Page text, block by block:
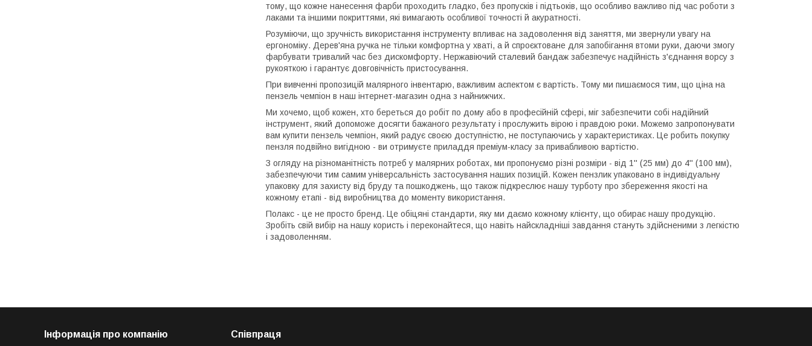
тому, що кожне нанесення фарби проходить гладко, без пропусків і підтьоків, що особливо важливо під час роботи з
лаками та іншими покриттями, які вимагають особливої точності й акуратності.
Розуміючи, що зручність використання інструменту впливає на задоволення від заняття, ми звернули увагу на
ергономіку. Дерев'яна ручка не тільки комфортна у хваті, а й спроєктоване для запобігання втоми руки, даючи змогу
фарбувати тривалий час без дискомфорту. Нержавіючий сталевий бандаж забезпечує надійність з'єднання ворсу з
рукояткою і гарантує довговічність пристосування.
При вивченні пропозицій малярного інвентарю, важливим аспектом є вартість. Тому ми пишаємося тим, що ціна на
пензель чемпіон в наш інтернет-магазин одна з найнижчих.
Ми хочемо, щоб кожен, хто береться до робіт по дому або в професійній сфері, міг забезпечити собі надійний
інструмент, який допоможе досягти бажаного результату і прослужить вірою і правдою роки. Можемо запропонувати
вам купити пензель чемпіон, який радує своєю доступністю, не поступаючись у характеристиках. Це робить покупку
пензля подвійно вигідною - ви отримуєте приладдя преміум-класу за привабливою вартістю.
З огляду на різноманітність потреб у малярних роботах, ми пропонуємо різні розміри - від 1'' (25 мм) до 4'' (100 мм),
забезпечуючи тим самим універсальність застосування наших позицій. Кожен пензлик упаковано в індивідуальну
упаковку для захисту від бруду та пошкоджень, що також підкреслює нашу турботу про збереження якості на
кожному етапі - від виробництва до моменту використання.
Полакс - це не просто бренд. Це обіцяні стандарти, яку ми даємо кожному клієнту, що обирає нашу продукцію.
Зробіть свій вибір на нашу користь і переконайтеся, що навіть найскладніші завдання стануть здійсненими з легкістю
і задоволенням.
Інформація про компанію Співпраця